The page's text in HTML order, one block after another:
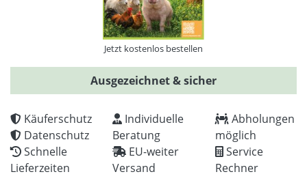
Jetzt kostenlos bestellen
Ausgezeichnet & sicher
Käuferschutz
Datenschutz
Schnelle
Lieferzeiten
Individuelle
Beratung
EU-weiter
Versand
Abholungen
möglich
Service
Rechner